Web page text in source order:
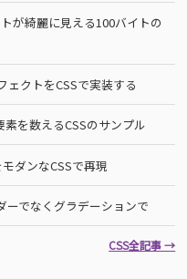
が綺麗に見える100バイトの
クトをCSSで実装する
を数えるCSSのサンプル
ダンなCSSで再現
ーでなくグラデーションで
CSS全記事 →